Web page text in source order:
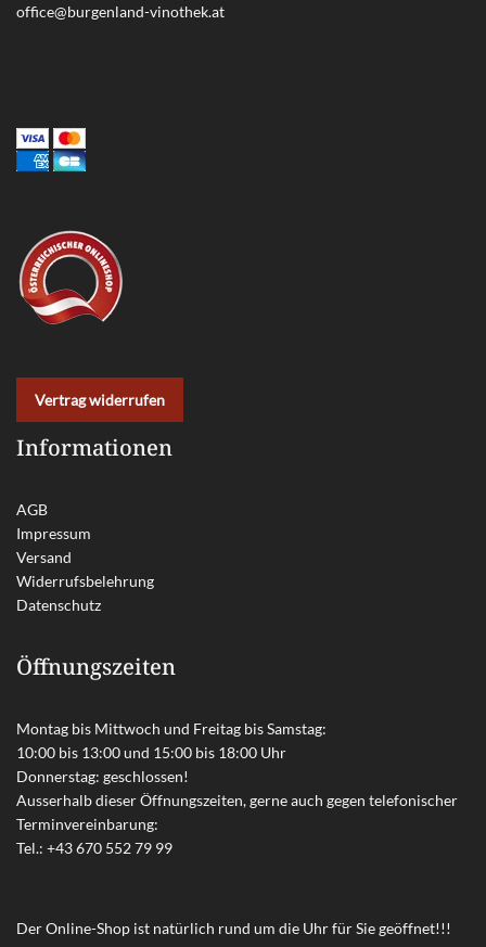
office@burgenland-vinothek.at
Vertrag widerrufen
Informationen
AGB
Impressum
Versand
Widerrufsbelehrung
Datenschutz
Öffnungszeiten
Montag bis Mittwoch und Freitag bis Samstag:
10:00 bis 13:00 und 15:00 bis 18:00 Uhr
Donnerstag: geschlossen!
Ausserhalb dieser Öffnungszeiten, gerne auch gegen telefonischer
Terminvereinbarung:
Tel.: +43 670 552 79 99
Der Online-Shop ist natürlich rund um die Uhr für Sie geöffnet!!!